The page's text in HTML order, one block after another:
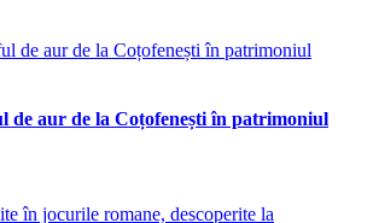
de aur de la Coțofenești în patrimoniul